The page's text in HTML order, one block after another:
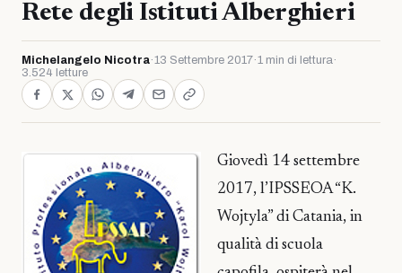
Rete degli Istituti Alberghieri
Michelangelo Nicotra·13 Settembre 2017·1 min di lettura·
3.524 letture
Giovedì 14 settembre
2017, l’IPSSEOA “K.
Wojtyla” di Catania, in
qualità di scuola